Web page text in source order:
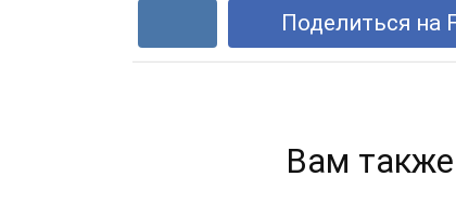
Поделиться на
Вам